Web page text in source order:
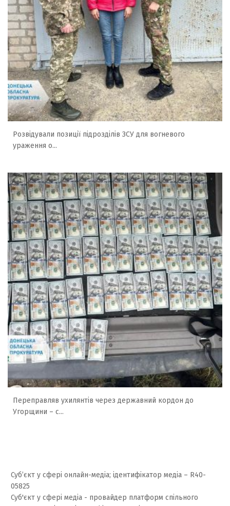
Розвідували позиції підрозділів ЗСУ для вогневого
ураження о...
Переправляв ухилянтів через державний кордон до
Угорщини – с...
Суб’єкт у сфері онлайн-медіа; ідентифікатор медіа – R40-
05825
Суб'єкт у сфері медіа - провайдер платформ спільного